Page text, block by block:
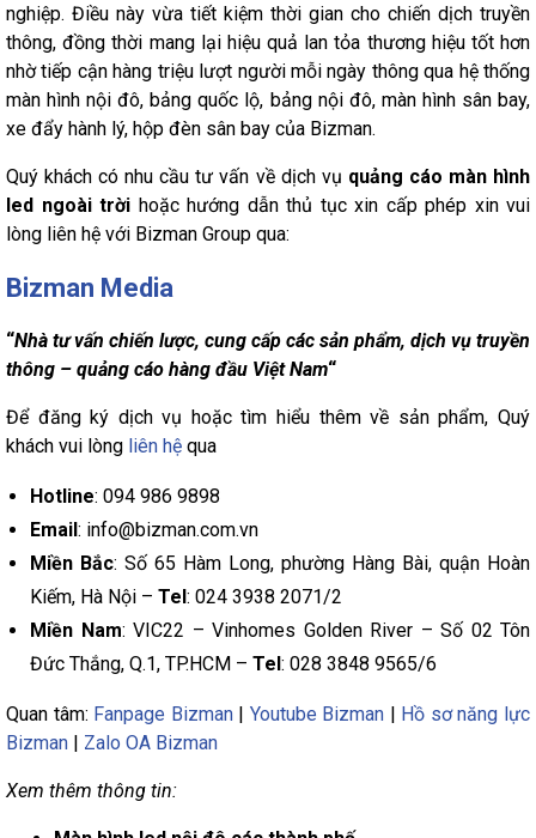
nghiệp. Điều này vừa tiết kiệm thời gian cho chiến dịch truyền
thông, đồng thời mang lại hiệu quả lan tỏa thương hiệu tốt hơn
nhờ tiếp cận hàng triệu lượt người mỗi ngày thông qua hệ thống
màn hình nội đô, bảng quốc lộ, bảng nội đô, màn hình sân bay,
xe đẩy hành lý, hộp đèn sân bay của Bizman.
Quý khách có nhu cầu tư vấn về dịch vụ quảng cáo màn hình
led ngoài trời hoặc hướng dẫn thủ tục xin cấp phép xin vui
lòng liên hệ với Bizman Group qua:
Bizman Media
“Nhà tư vấn chiến lược, cung cấp các sản phẩm, dịch vụ truyền
thông – quảng cáo hàng đầu Việt Nam“
Để đăng ký dịch vụ hoặc tìm hiểu thêm về sản phẩm, Quý
khách vui lòng liên hệ qua
Hotline: 094 986 9898
Email: info@bizman.com.vn
Miền Bắc: Số 65 Hàm Long, phường Hàng Bài, quận Hoàn
Kiếm, Hà Nội – Tel: 024 3938 2071/2
Miền Nam: VIC22 – Vinhomes Golden River – Số 02 Tôn
Đức Thắng, Q.1, TP.HCM – Tel: 028 3848 9565/6
Quan tâm: Fanpage Bizman| Youtube Bizman | Hồ sơ năng lực
Bizman | Zalo OA Bizman
Xem thêm thông tin: